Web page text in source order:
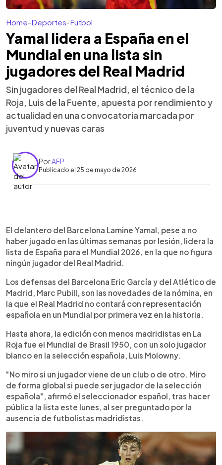
Home-Deportes-Futbol
Yamal lidera a España en el
Mundial en una lista sin
jugadores del Real Madrid
Sin jugadores del Real Madrid, el técnico de la
Roja, Luis de la Fuente, apuesta por rendimiento y
actualidad en una convocatoria marcada por
juventud y nuevas caras
PorAFP
Publicado el 25 de mayo de 2026
► Escuchar artículo
Lamine Yamal encabeza la convocatoria de
España para el Mundial 2026, pese a llegar con
molestias físicas, en una lista que marca un hecho
histórico: por primera vez no hay jugadores del
Real Madrid. El seleccionador Luis de la Fuente
apostó por el rendimiento y la actualidad de los
futbolistas, incluyendo novedades como Eric
García y Marc Pubill. España llega con optimismo y
se considera candidata al título, aunque con
participaciones en Mundiales y avanzar más allá
de octavos de final en el torneo que se disputará
en Norteamérica.
El delantero del Barcelona Lamine Yamal, pese a no
haber jugado en las últimas semanas por lesión, lidera la
lista de España para el Mundial 2026, en la que no figura
ningún jugador del Real Madrid.
Los defensas del Barcelona Eric García y del Atlético de
Madrid, Marc Pubill, son las novedades de la nómina, en
la que el Real Madrid no contará con representación
española en un Mundial por primera vez en la historia.
Hasta ahora, la edición con menos madridistas en La
Roja fue el Mundial de Brasil 1950, con un solo jugador
blanco en la selección española, Luis Molowny.
"No miro si un jugador viene de un club o de otro. Miro
de forma global si puede ser jugador de la selección
española", afirmó el seleccionador español, tras hacer
pública la lista este lunes, al ser preguntado por la
ausencia de futbolistas madridistas.